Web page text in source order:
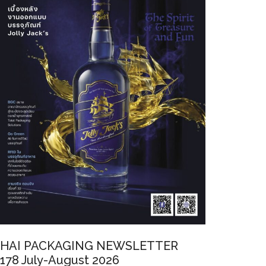
PACKAGING NEWSLETTER
July-August 2026